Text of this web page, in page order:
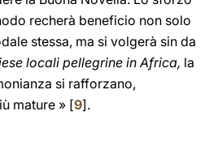
recherà beneficio non solo
stessa, ma si volgerà sin da
locali pellegrine in Africa, la
si rafforzano,
mature » [9].